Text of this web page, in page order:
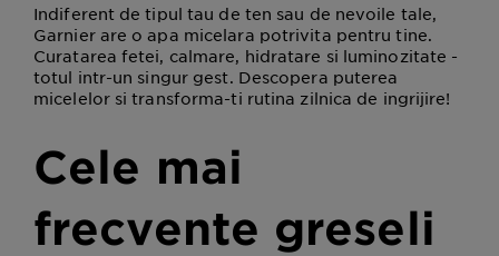
Indiferent de tipul tau de ten sau de nevoile tale,
Garnier are o apa micelara potrivita pentru tine.
Curatarea fetei, calmare, hidratare si luminozitate -
totul intr-un singur gest. Descopera puterea
micelelor si transforma-ti rutina zilnica de ingrijire!
Cele mai
frecvente greseli